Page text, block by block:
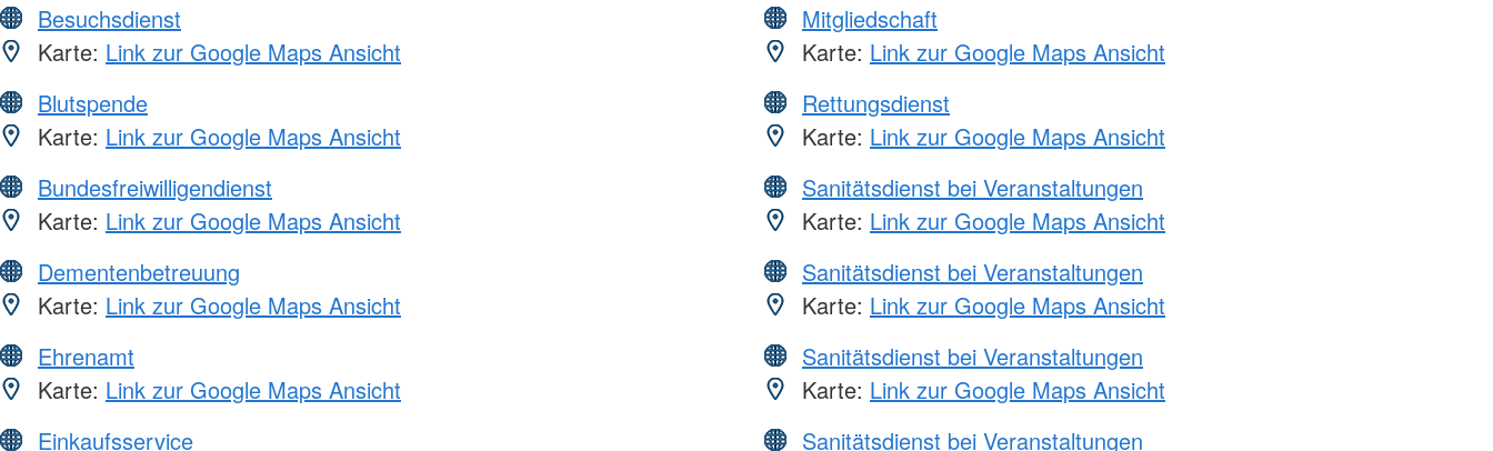
Besuchsdienst
Karte: Link zur Google Maps Ansicht
Blutspende
Karte: Link zur Google Maps Ansicht
Bundesfreiwilligendienst
Karte: Link zur Google Maps Ansicht
Dementenbetreuung
Karte: Link zur Google Maps Ansicht
Ehrenamt
Karte: Link zur Google Maps Ansicht
Einkaufsservice
Mitgliedschaft
Karte: Link zur Google Maps Ansicht
Rettungsdienst
Karte: Link zur Google Maps Ansicht
Sanitätsdienst bei Veranstaltungen
Karte: Link zur Google Maps Ansicht
Sanitätsdienst bei Veranstaltungen
Karte: Link zur Google Maps Ansicht
Sanitätsdienst bei Veranstaltungen
Karte: Link zur Google Maps Ansicht
Sanitätsdienst bei Veranstaltungen